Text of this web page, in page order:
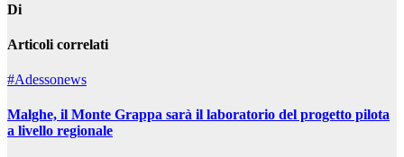
Di
Articoli correlati
#Adessonews
Malghe, il Monte Grappa sarà il laboratorio del progetto pilota
a livello regionale